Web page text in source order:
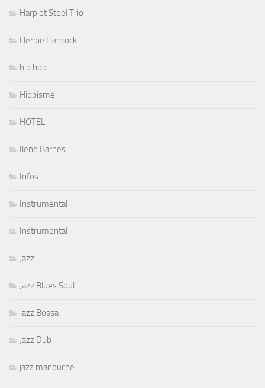
Harp et Steel Trio
Herbie Hancock
hip hop
Hippisme
HOTEL
Ilene Barnes
Infos
Instrumental
Instrumental
Jazz
Jazz Blues Soul
Jazz Bossa
Jazz Dub
jazz manouche